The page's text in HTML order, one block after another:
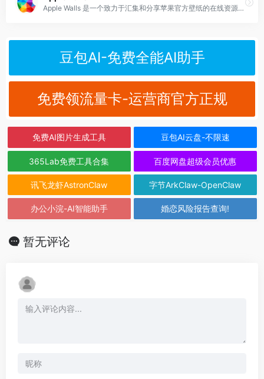
Apple Walls 是一个致力于汇集和分享苹果官方壁纸的在线资源库，其主要特色是为广大苹果用户提供海量高品质且免费的设备壁纸。
豆包AI-免费全能AI助手
免费领流量卡-运营商官方正规
免费AI图片生成工具 豆包AI云盘-不限速
365Lab免费工具合集 百度网盘超级会员优惠
讯飞龙虾AstronClaw 字节ArkClaw-OpenClaw
办公小浣-AI智能助手 婚恋风险报告查询!
暂无评论